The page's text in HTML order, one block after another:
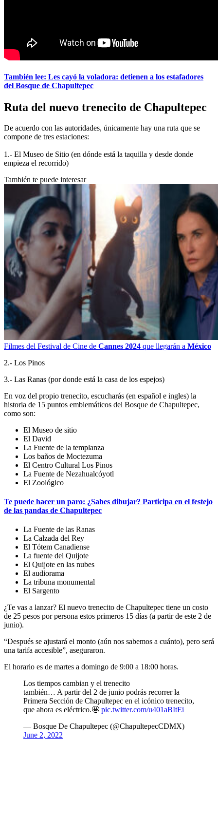
También lee: Les cayó la voladora: detienen a los estafadores
del Bosque de Chapultepec
Ruta del nuevo trenecito de Chapultepec
De acuerdo con las autoridades, únicamente hay una ruta que se
compone de tres estaciones:
1.- El Museo de Sitio (en dónde está la taquilla y desde donde
empieza el recorrido)
También te puede interesar
Filmes del Festival de Cine de Cannes 2024 que llegarán a México
2.- Los Pinos
3.- Las Ranas (por donde está la casa de los espejos)
En voz del propio trenecito, escucharás (en español e ingles) la
historia de 15 puntos emblemáticos del Bosque de Chapultepec,
como son:
El Museo de sitio
El David
La Fuente de la templanza
Los baños de Moctezuma
El Centro Cultural Los Pinos
La Fuente de Nezahualcóyotl
El Zoológico
Te puede hacer un paro: ¿Sabes dibujar? Participa en el festejo
de las pandas de Chapultepec
La Fuente de las Ranas
La Calzada del Rey
El Tótem Canadiense
La fuente del Quijote
El Quijote en las nubes
El audiorama
La tribuna monumental
El Sargento
¿Te vas a lanzar? El nuevo trenecito de Chapultepec tiene un costo
de 25 pesos por persona estos primeros 15 días (a partir de este 2 de
junio).
“Después se ajustará el monto (aún nos sabemos a cuánto), pero será
una tarifa accesible”, aseguraron.
El horario es de martes a domingo de 9:00 a 18:00 horas.
Los tiempos cambian y el trenecito
también… A partir del 2 de junio podrás recorrer la
Primera Sección de Chapultepec en el icónico trenecito,
que ahora es eléctrico.🤩 pic.twitter.com/u401aBItEi
— Bosque De Chapultepec (@ChapultepecCDMX)
June 2, 2022